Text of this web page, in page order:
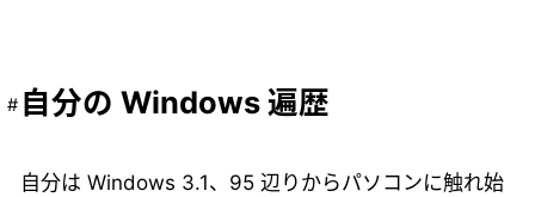
自分の Windows 遍歴
自分は Windows 3.1、95 辺りからパソコンに触れ始